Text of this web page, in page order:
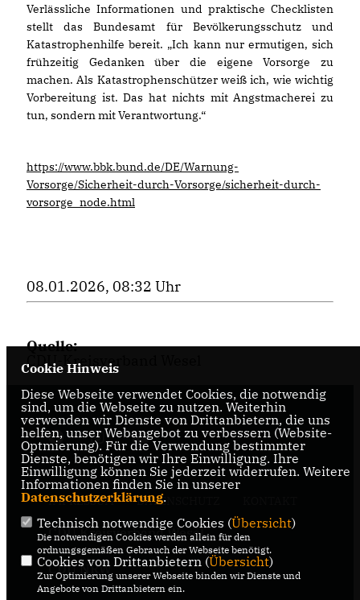
Verlässliche Informationen und praktische Checklisten
stellt das Bundesamt für Bevölkerungsschutz und
Katastrophenhilfe bereit. „Ich kann nur ermutigen, sich
frühzeitig Gedanken über die eigene Vorsorge zu
machen. Als Katastrophenschützer weiß ich, wie wichtig
Vorbereitung ist. Das hat nichts mit Angstmacherei zu
tun, sondern mit Verantwortung.“
https://www.bbk.bund.de/DE/Warnung-
Vorsorge/Sicherheit-durch-Vorsorge/sicherheit-durch-
vorsorge_node.html
08.01.2026, 08:32 Uhr
Quelle:
CDU-Kreisverband Wesel
IMPRESSUM DATENSCHUTZ
CDU Kreisverband Wesel
CDU NRW
Cookie Hinweis
Diese Webseite verwendet Cookies, die notwendig
sind, um die Webseite zu nutzen. Weiterhin
verwenden wir Dienste von Drittanbietern, die uns
helfen, unser Webangebot zu verbessern (Website-
Optmierung). Für die Verwendung bestimmter
Dienste, benötigen wir Ihre Einwilligung. Ihre
Einwilligung können Sie jederzeit widerrufen. Weitere
Informationen finden Sie in unserer
Datenschutzerklärung.
Technisch notwendige Cookies (Übersicht)
Die notwendigen Cookies werden allein für den
ordnungsgemäßen Gebrauch der Webseite benötigt.
Cookies von Drittanbietern (Übersicht)
Zur Optimierung unserer Webseite binden wir Dienste und
Angebote von Drittanbietern ein.